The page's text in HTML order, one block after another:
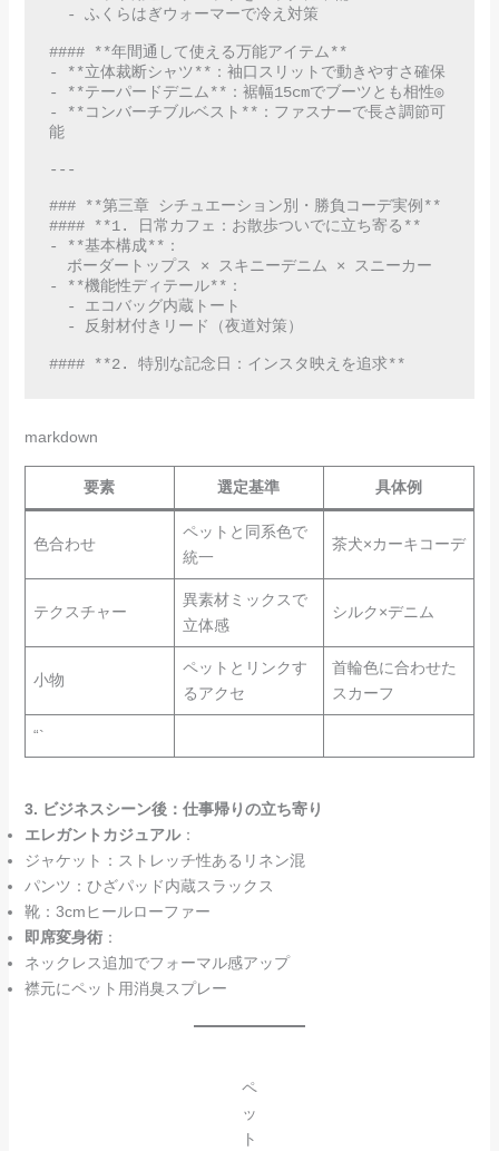
#### **年間通して使える万能アイテム**
- **立体裁断シャツ**：袖口スリットで動きやすさ確保
- **テーパードデニム**：裾幅15cmでブーツとも相性◎
- **コンバーチブルベスト**：ファスナーで長さ調節可
能
---
### **第三章 シチュエーション別・勝負コーデ実例**
#### **1. 日常カフェ：お散歩ついでに立ち寄る**
- **基本構成**：
- **機能性ディテール**：
#### **2. 特別な記念日：インスタ映えを追求**
markdown
要素 選定基準 具体例
色合わせ
ペットと同系色で
統一
茶犬×カーキコーデ
テクスチャー
異素材ミックスで
立体感
シルク×デニム
小物
ペットとリンクす
るアクセ
首輪色に合わせた
スカーフ
“`
3. ビジネスシーン後：仕事帰りの立ち寄り
エレガントカジュアル：
ジャケット：ストレッチ性あるリネン混
パンツ：ひざパッド内蔵スラックス
靴：3cmヒールローファー
即席変身術：
ネックレス追加でフォーマル感アップ
襟元にペット用消臭スプレー
ペ
ッ
ト